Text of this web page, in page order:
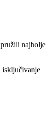
najbolje
isključivanje